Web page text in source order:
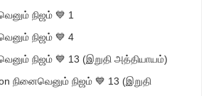
நிஜம் 💙 1
நிஜம் 💙 4
நிஜம் 💙 13 (இறுதி அத்தியாயம்)
நினைவெனும் நிஜம் 💙 13 (இறுதி